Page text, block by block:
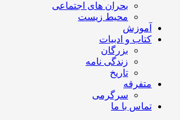
بحران های اجتماعی
محیط زیست
آموزش
کتاب و ادبیات
بزرگان
زندگی نامه
تاریخ
متفرقه
سرگرمی
تماس با ما